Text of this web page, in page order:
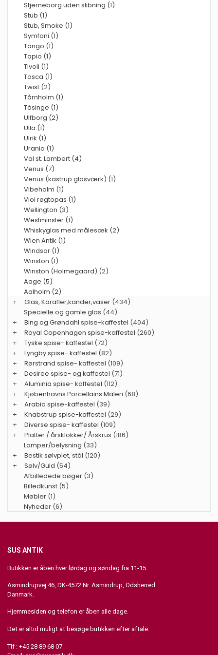
Stjerneborg uden slibning (1)
Stub (1)
Stub, Smoke (1)
Symfoni (1)
Tango (1)
Tapio (1)
Tivoli (1)
Tosca (1)
Twist (2)
Tårnholm (1)
Tåsinge (1)
Ulfborg (2)
Ulla (1)
Ulrik (1)
Urania (1)
Val st. Lambert (4)
Venus (7)
Venus (kastrup glasværk) (1)
Vibeholm (1)
Viol røgtopas (1)
Wellington (3)
Westminster (1)
Whiskyglas med målesæk (2)
Wien Antik (1)
Windsor (1)
Winston (1)
Winston (Holmegaard) (2)
Aage (5)
Aalholm (2)
+
Glas, Karafler,kander,vaser (434)
Specielle og gamle glas (44)
+
Bing og Grøndahl spise-kaffestel (404)
+
Royal Copenhagen spise-kaffestel (260)
+
Tyske spise- kaffestel (72)
+
Lyngby spise- kaffestel (82)
+
Rørstrand spise- kaffestel (109)
+
Desiree spise- og kaffestel (71)
+
Aluminia spise- kaffestel (112)
+
Kjøbenhavns Porcellains Maleri (68)
+
Arabia spise-kaffestel (39)
+
Knabstrup spise-kaffestel (29)
+
Diverse spise- kaffestel (109)
+
Platter / årsklokker/ Årskrus (186)
Lamper/belysning (33)
+
Bestik sølvplet, stål (120)
+
Sølv/Guld (54)
Afbilledede bøger (3)
Billedkunst (5)
Møbler (1)
Nyheder (6)
SUS ANTIK
Butikken er åben hver lørdag og søndag fra 11-15.
Asmindrupvej 46, DK-4572 Nr. Asmindrup, Odsherred
Danmark.
Hjemmesiden og telefon er åben alle dage.
Det er altid muligt at besøge butikken efter aftale.
Tlf : +45 28 89 68 07